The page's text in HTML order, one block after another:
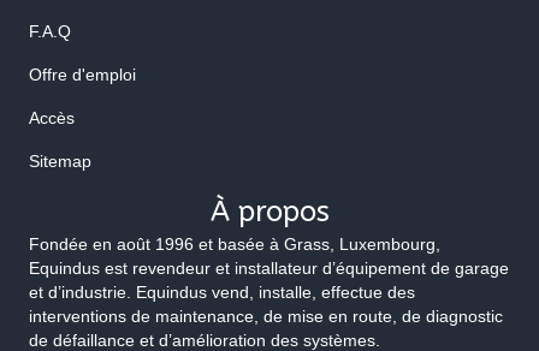
F.A.Q
Offre d'emploi
Accès
Sitemap
À propos
Fondée en août 1996 et basée à Grass, Luxembourg,
Equindus est revendeur et installateur d’équipement de garage
et d’industrie. Equindus vend, installe, effectue des
interventions de maintenance, de mise en route, de diagnostic
de défaillance et d’amélioration des systèmes.